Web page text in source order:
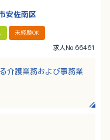
安佐南区
未経験OK
求人No.66461
介護業務および事務業